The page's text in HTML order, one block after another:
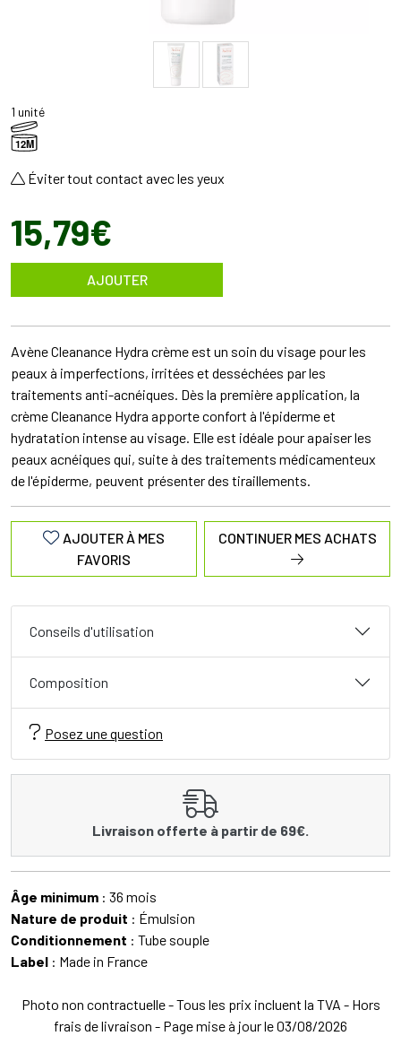
1 unité
12M
Éviter tout contact avec les yeux
15,79€
AJOUTER
Avène Cleanance Hydra crème est un soin du visage pour les
peaux à imperfections, irritées et desséchées par les
traitements anti-acnéiques. Dès la première application, la
crème Cleanance Hydra apporte confort à l'épiderme et
hydratation intense au visage. Elle est idéale pour apaiser les
peaux acnéiques qui, suite à des traitements médicamenteux
de l'épiderme, peuvent présenter des tiraillements.
AJOUTER À MES
FAVORIS
CONTINUER MES ACHATS
Conseils d'utilisation
Composition
Posez une question
Livraison offerte à partir de 69€.
Âge minimum : 36 mois
Nature de produit : Émulsion
Conditionnement : Tube souple
Label : Made in France
Photo non contractuelle - Tous les prix incluent la TVA - Hors
frais de livraison - Page mise à jour le 03/08/2026